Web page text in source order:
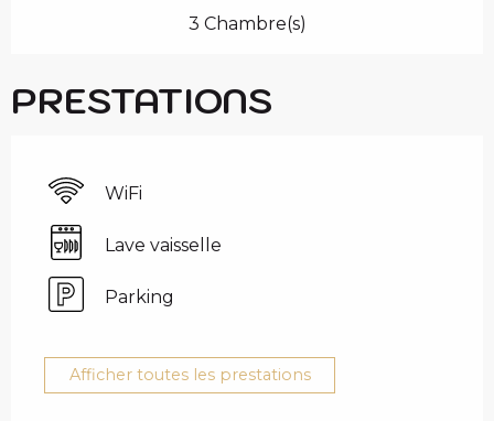
3 Chambre(s)
PRESTATIONS
WiFi
Lave vaisselle
Parking
Afficher toutes les prestations